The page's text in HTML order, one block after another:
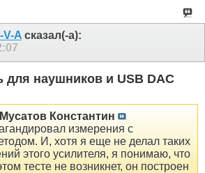
A сказал(-а):
для наушников и USB DAC
Мусатов Константин
измерения с
И, хотя я еще не делал таких
этого усилителя, я понимаю, что
тесте не возникнет, он построен